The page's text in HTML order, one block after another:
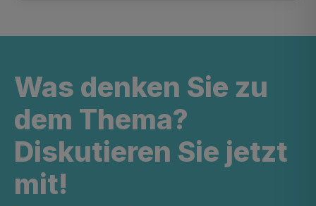
Was denken Sie zu
dem Thema?
Diskutieren Sie jetzt
mit!